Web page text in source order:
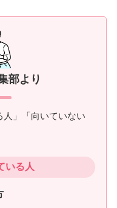
部より
」「向いていない
いる人